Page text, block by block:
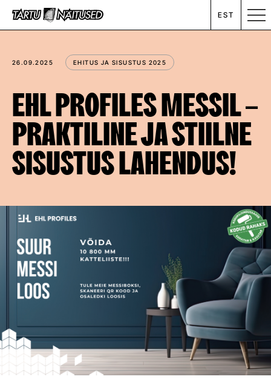
MESSIKALENDER
RENT
ETTEVÕTTEST
UUDISED
KONTAKT
EST
26.09.2025 EHITUS JA SISUSTUS 2025
EHL PROFILES MESSIL –
PRAKTILINE JA STIILNE
SISUSTUS LAHENDUS!